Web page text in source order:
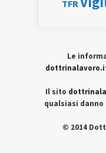
TFR
Le
Il sito
qualsiasi
© 2014